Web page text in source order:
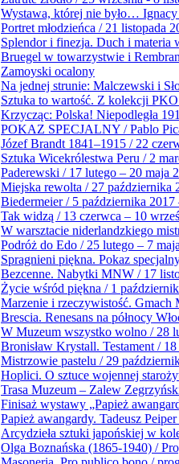
Wystawa, której nie było…
Portret młodzieńca / 21 listopada
Splendor i finezja. Duch i materia
Bruegel w towarzystwie i
Zamoyski ocalony
Na jednej strunie: Malczewski i
Sztuka to wartość. Z kolekcji
Krzycząc: Polska! Niepodległa
POKAZ SPECJALNY / Pablo
Józef Brandt 1841–1915 / 22
Sztuka Wicekrólestwa Peru / 2
Paderewski / 17 lutego – 20 maja
Miejska rewolta / 27 października
Biedermeier / 5 października
Tak widzą / 13 czerwca – 10
W warsztacie niderlandzkiego
Podróż do Edo / 25 lutego – 7
Spragnieni piękna. Pokaz
Bezcenne. Nabytki MNW / 17
Życie wśród piękna / 1
Marzenie i rzeczywistość.
Brescia. Renesans na północy
W Muzeum wszystko wolno / 28
Bronisław Krystall. Testament /
Mistrzowie pastelu / 29
Hoplici. O sztuce wojennej
Trasa Muzeum – Zalew
Finisaż wystawy „Papież
Papież awangardy. Tadeusz
Arcydzieła sztuki japońskiej w
Olga Boznańska (1865-1940) /